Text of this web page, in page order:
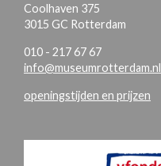
Coolhaven 375
3015 GC Rotterdam
010 - 217 67 67
info@museumrotterdam.nl
openingstijden en prijzen